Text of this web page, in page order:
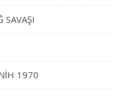
SAVAŞI
1970